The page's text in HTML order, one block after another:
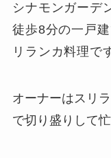
シナモンガーデ
徒歩8分の一戸
リランカ料理で
オーナーはスリ
で切り盛りして